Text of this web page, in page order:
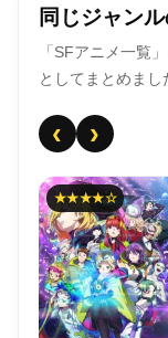
同じジャン
「SFアニメ一覧
としてまとめまし
‹ ›
★★★★☆